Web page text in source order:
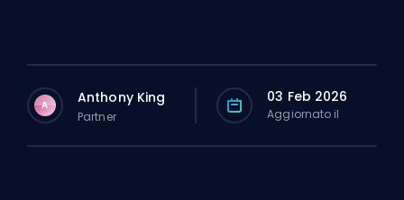
A Anthony King
Partner
03 Feb 2026
Aggiornato il